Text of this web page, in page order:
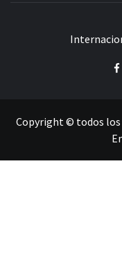
Copyright © todos los